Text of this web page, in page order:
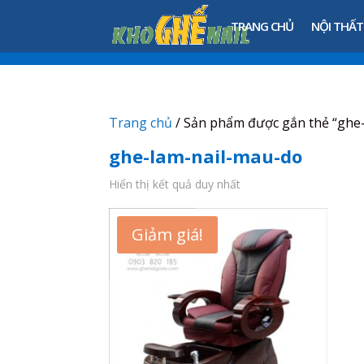
TRANG CHỦ NỘI
Trang chủ / Sản phẩm được gắn thẻ
ghe-lam-nail-mau-do
Hiển thị kết quả duy nhất
Giảm giá!